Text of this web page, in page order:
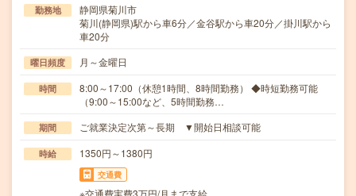
勤務地
静岡県菊川市
菊川(静岡県)駅から車6分／金谷駅から車20分／掛川駅から
車20分
曜日頻度 月～金曜日
時間
8:00～17:00（休憩1時間、8時間勤務） ◆時短勤務可能
（9:00～15:00など、5時間勤務…
期間 ご就業決定次第～長期 ▼開始日相談可能
時給 1350円～1380円
交通費
※交通費実費3万円/月まで支給